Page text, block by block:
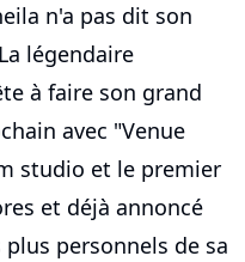
n'a pas dit son
légendaire
à faire son grand
avec "Venue
studio et le premier
et déjà annoncé
personnels de sa